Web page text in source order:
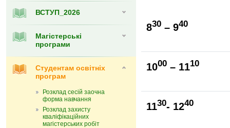
ВСТУП_2026
Магістерські
програми
Cтудентам освітніх
програм
Розклад сесій заочна
форма навчання
Розклад захисту
кваліфікаційних
магістерських робіт
830 – 940
1000 – 1110
1130- 1240